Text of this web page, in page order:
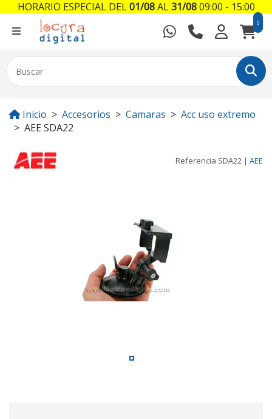
0
Inicio Accesorios Camaras
Acc uso extremo
AEE SDA22
Referencia SDA22 | AEE
HORARIO ESPECIAL DEL01/08AL31/0809:00 - 15:00